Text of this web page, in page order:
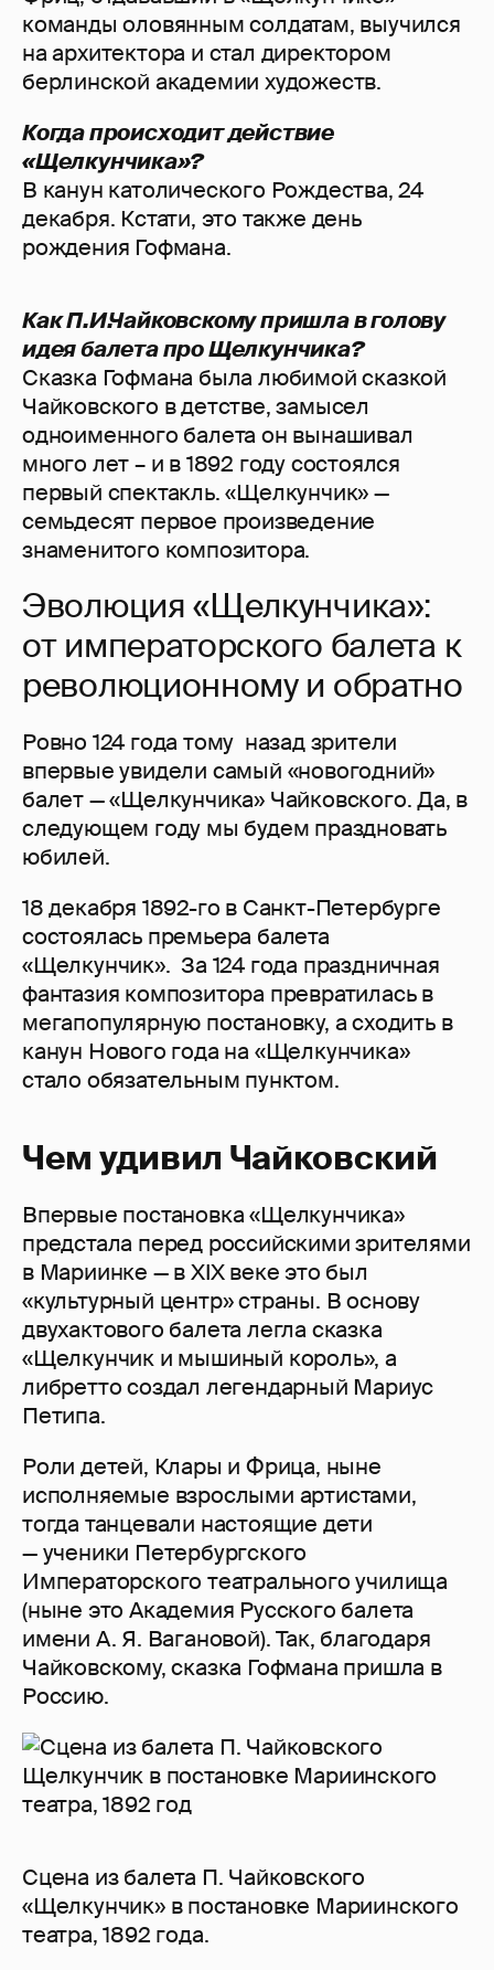
команды оловянным солдатам, выучился
на архитектора и стал директором
берлинской академии художеств.
Когда происходит действие
«Щелкунчика»?
В канун католического Рождества, 24
декабря. Кстати, это также день
рождения Гофмана.
Как П.И.Чайковскому пришла в голову
идея балета про Щелкунчика?
Сказка Гофмана была любимой сказкой
Чайковского в детстве, замысел
одноименного балета он вынашивал
много лет – и в 1892 году состоялся
первый спектакль. «Щелкунчик» —
семьдесят первое произведение
знаменитого композитора.
Эволюция «Щелкунчика»:
от императорского балета к
революционному и обратно
Ровно 124 года тому назад зрители
впервые увидели самый «новогодний»
балет — «Щелкунчика» Чайковского. Да, в
следующем году мы будем праздновать
юбилей.
18 декабря 1892-го в Санкт-Петербурге
состоялась премьера балета
«Щелкунчик». За 124 года праздничная
фантазия композитора превратилась в
мегапопулярную постановку, а сходить в
канун Нового года на «Щелкунчика»
стало обязательным пунктом.
Чем удивил Чайковский
Впервые постановка «Щелкунчика»
предстала перед российскими зрителями
в Мариинке — в XIX веке это был
«культурный центр» страны. В основу
двухактового балета легла сказка
«Щелкунчик и мышиный король», а
либретто создал легендарный Мариус
Петипа.
Роли детей, Клары и Фрица, ныне
исполняемые взрослыми артистами,
тогда танцевали настоящие дети
— ученики Петербургского
Императорского театрального училища
(ныне это Академия Русского балета
имени А. Я. Вагановой). Так, благодаря
Чайковскому, сказка Гофмана пришла в
Россию.
Сцена из балета П. Чайковского
«Щелкунчик» в постановке Мариинского
театра, 1892 года.